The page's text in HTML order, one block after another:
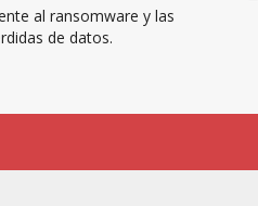
al ransomware y las
de datos.